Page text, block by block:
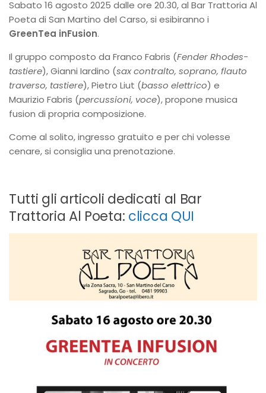
Sabato 16 agosto 2025 dalle ore 20.30, al Bar Trattoria Al
Poeta di San Martino del Carso, si esibiranno i
GreenTea inFusion.
Il gruppo composto da Franco Fabris (Fender Rhodes-
tastiere), Gianni Iardino (sax contralto, soprano, flauto
traverso, tastiere), Pietro Liut (basso elettrico) e
Maurizio Fabris (percussioni, voce), propone musica
fusion di propria composizione.
Come al solito, ingresso gratuito e per chi volesse
cenare, si consiglia una prenotazione.
Tutti gli articoli dedicati al Bar
Trattoria Al Poeta: clicca QUI